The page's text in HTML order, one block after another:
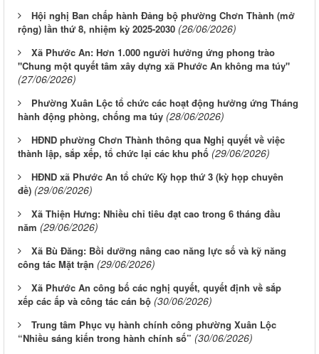
Hội nghị Ban chấp hành Đảng bộ phường Chơn Thành (mở
rộng) lần thứ 8, nhiệm kỳ 2025-2030 (26/06/2026)
Xã Phước An: Hơn 1.000 người hưởng ứng phong trào
"Chung một quyết tâm xây dựng xã Phước An không ma túy"
(27/06/2026)
Phường Xuân Lộc tổ chức các hoạt động hưởng ứng Tháng
hành động phòng, chống ma túy (28/06/2026)
HĐND phường Chơn Thành thông qua Nghị quyết về việc
thành lập, sắp xếp, tổ chức lại các khu phố (29/06/2026)
HĐND xã Phước An tổ chức Kỳ họp thứ 3 (kỳ họp chuyên
đề) (29/06/2026)
Xã Thiện Hưng: Nhiều chỉ tiêu đạt cao trong 6 tháng đầu
năm (29/06/2026)
Xã Bù Đăng: Bồi dưỡng nâng cao năng lực số và kỹ năng
công tác Mặt trận (29/06/2026)
Xã Phước An công bố các nghị quyết, quyết định về sắp
xếp các ấp và công tác cán bộ (30/06/2026)
Trung tâm Phục vụ hành chính công phường Xuân Lộc
“Nhiều sáng kiến trong hành chính số” (30/06/2026)